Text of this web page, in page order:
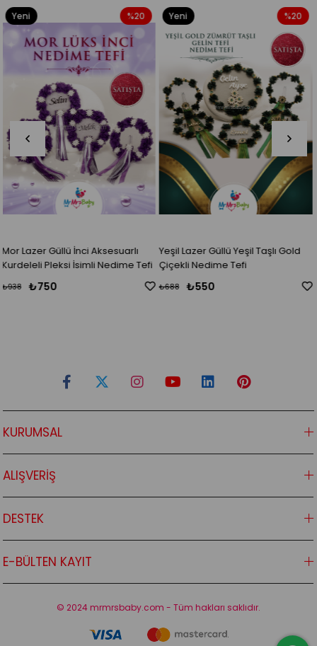
Tefi
%20
Yeşil Lazer Güllü Yeşil Taşlı Gold
Çiçekli Nedime Tefi
₺688
%20
Siyah Gold Şeritli Metal Kelebekli
Kurdeleli Fırfırlı Pleksi İsimli
Nedime Tefi
₺688
Ürün
KURUMSAL
ALIŞVERİŞ
DESTEK
E-BÜLTEN KAYIT
© 2024 mrmrsbaby.com - Tüm hakları saklıdır.